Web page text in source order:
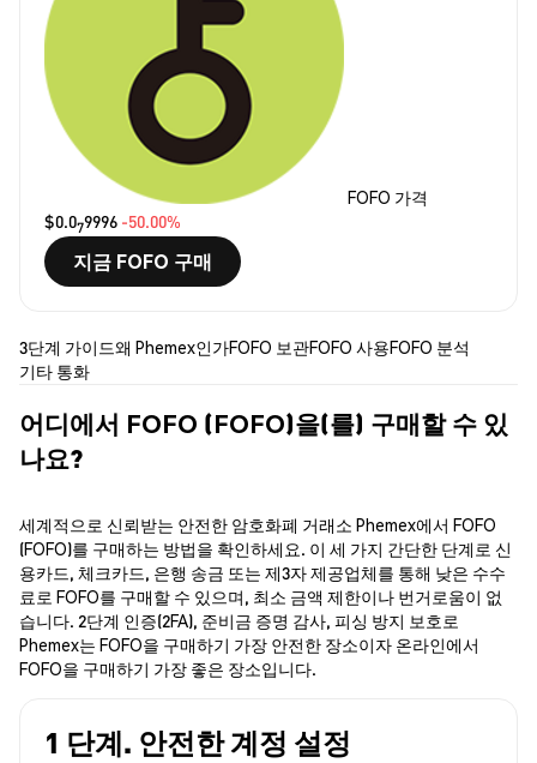
FOFO 가격
$0.079996 -50.00%
지금 FOFO 구매
3단계 가이드왜 Phemex인가FOFO 보관FOFO 사용FOFO 분석
기타 통화
어디에서 FOFO (FOFO)을(를) 구매할 수 있
나요?
세계적으로 신뢰받는 안전한 암호화폐 거래소 Phemex에서 FOFO
(FOFO)를 구매하는 방법을 확인하세요. 이 세 가지 간단한 단계로 신
용카드, 체크카드, 은행 송금 또는 제3자 제공업체를 통해 낮은 수수
료로 FOFO를 구매할 수 있으며, 최소 금액 제한이나 번거로움이 없
습니다. 2단계 인증(2FA), 준비금 증명 감사, 피싱 방지 보호로
Phemex는 FOFO을 구매하기 가장 안전한 장소이자 온라인에서
FOFO을 구매하기 가장 좋은 장소입니다.
1 단계. 안전한 계정 설정